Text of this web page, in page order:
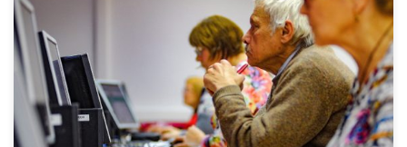
В рамках реализации регионального проекта «Разработка и реализация
программы системной поддержки и повышения качества жизни граждан
старшего поколения «Старшее поколение» федерального проекта «Старшее
поколение» национального